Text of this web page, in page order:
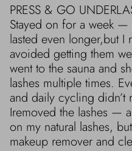
PRESS & GO
Stayed on for a week
lasted even longer,but I
avoided getting them
went to the sauna and
lashes multiple times.
and daily cycling didn’t
Iremoved the lashes —
on my natural lashes,
makeup remover and